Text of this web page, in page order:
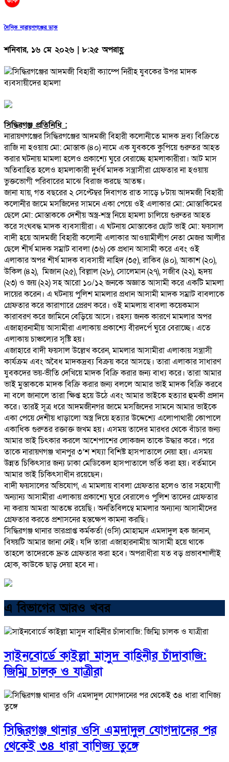
দৈনিক নারায়ণগঞ্জের ডাক
শনিবার, ১৬ মে ২০২৬ | ৮:২৫ অপরাহ্ণ
সিদ্ধিরগঞ্জ প্রতিনিধি :
নারায়ণগঞ্জের সিদ্ধিরগঞ্জের আদমজী বিহারী কলোনীতে মাদক দ্রব্য বিক্রিতে
রাজি না হওয়ায় মো: মোস্তাক (৪০) নামে এক যুবককে কুপিয়ে গুরুতর আহত
করার ঘটনায় মামলা হলেও প্রকাশ্যে ঘুরে বেরাচ্ছে হামলাকারীরা। আট মাস
অতিবাহিত হলেও হামলাকারী দুর্ধর্ষ মাদক সন্ত্রাসীরা গ্রেফতার না হওয়ায়
ভুক্তভোগী পরিবারের মাঝে বিরাজ করছে আতঙ্ক।
জানা যায়, গত বছরের ২ সেপ্টেম্বর দিবাগত রাত সাড়ে ৮টায় আদমজী বিহারী
কলোনীর জামে মসজিদের সামনে একা পেয়ে ওই এলাকার মো: মোস্তাকিমের
ছেলে মো: মোস্তাককে দেশীয় অস্ত্র-শস্ত্র নিয়ে হামলা চালিয়ে গুরুতর আহত
করে সংঘবদ্ধ মাদক ব্যবসায়ীরা। এ ঘটনায় মোস্তাকের ছোট ভাই মো: ফয়সাল
বাদী হয়ে আদমজী বিহারী কলোনী এলাকার আওয়ামীলীগ নেতা মেজর আলীর
ছেলে শীর্ষ মাদক সম্রাট বাবলা (৩৬) কে প্রধান আসামী করে এবং ওই
এলাকার অপর শীর্ষ মাদক ব্যবসায়ী নাহিদ (৩৫), রাকিব (৪০), আকাশ (২০),
উকিল (৪২), মিজান (২৫), বিল্লাল (২৮), সোলেমান (২৭), সজীব (২২), হৃদয়
(২৩) ও জয় (২২) সহ আরো ১০/১২ জনকে অজ্ঞাত আসামী করে একটি মামলা
দায়ের করেন। এ ঘটনায় পুলিশ মামলার প্রধান আসামী মাদক সম্রাট বাবলাকে
গ্রেফতার করে কারাগারে প্রেরণ করে। ওই মামলায় বাবলা কয়েকমাস
কারাবরণ করে জামিনে বেড়িয়ে আসে। রহস্য জনক কারণে মামলার অপর
এজাহারনামীয় আসামীরা এলাকায় প্রকাশ্যে বীরদর্পে ঘুরে বেরাচ্ছে। এতে
এলাকায় চাঞ্চল্যের সৃষ্টি হয়।
এজাহারে বাদী ফয়সাল উল্লেখ করেন, মামলার আসামীরা এলাকায় সন্ত্রাসী
কার্যক্রম এবং অবৈধ মাদকদ্রব্য বিক্রয় করে আসছে। তারা এলাকার সাধারণ
যুবকদের ভয়-ভীতি দেখিয়ে মাদক বিক্রি করার জন্য বাধ্য করে। তারা আমার
ভাই মুস্তাককে মাদক বিক্রি করার জন্য বললে আমার ভাই মাদক বিক্রি করবে
না বলে জানালে তারা ক্ষিপ্ত হয়ে উঠে এবং আমার ভাইকে হত্যার হুমকী প্রদান
করে। তারই সূত্র ধরে আদমজীনগর জামে মসজিদের সামনে আমার ভাইকে
একা পেয়ে দেশীয় ধাড়ালো অস্ত্র দিয়ে হত্যার উদ্দেশ্যে এলোপাথারী কোপালে
একাধিক গুরুতর রক্তাক্ত জখম হয়। এসময় তাদের মারধর থেকে বাঁচার জন্য
আমার ভাই চিৎকার করলে আশেপাশের লোকজন তাকে উদ্ধার করে। পরে
তাকে নারায়ণগঞ্জ খানপুর ৩’শ শয্যা বিশিষ্ট হাসপাতালে নেয়া হয়। এসময়
উন্নত চিকিৎসার জন্য ঢাকা মেডিকেল হাসপাতালে ভর্তি করা হয়। বর্তমানে
আমার ভাই চিকিৎসাধীন রয়েছেন।
বাদী ফয়সালের অভিযোগ, এ মামলায় বাবলা গ্রেফতার হলেও তার সহযোগী
অন্যান্য আসামীরা এলাকায় প্রকাশ্যে ঘুরে বেরালেও পুলিশ তাদের গ্রেফতার
না করায় আমরা আতঙ্কে রয়েছি। অনতিবিলম্বে মামলার অন্যান্য আসামীদের
গ্রেফতার করতে প্রশাসনের হস্তক্ষেপ কামনা করছি।
সিদ্ধিরগঞ্জ থানার ভারপ্রাপ্ত কর্মকর্তা (ওসি) মোহাম্মদ এমদাদুল হক জানান,
বিষয়টি আমার জানা নেই। যদি তারা এজাহারনামীয় আসামী হয়ে থাকে
তাহলে তাদেরকে দ্রুত গ্রেফতার করা হবে। অপরাধীরা যত বড় প্রভাবশালীই
হোক, কাউকে ছাড় দেয়া হবে না।
এ বিভাগের আরও খবর
সাইনবোর্ডে কাইল্লা মাসুদ বাহিনীর চাঁদাবাজি:
জিম্মি চালক ও যাত্রীরা
সিদ্ধিরগঞ্জ থানার ওসি এমদাদুল যোগদানের পর
থেকেই ৩৪ ধারা বাণিজ্য তুঙ্গে